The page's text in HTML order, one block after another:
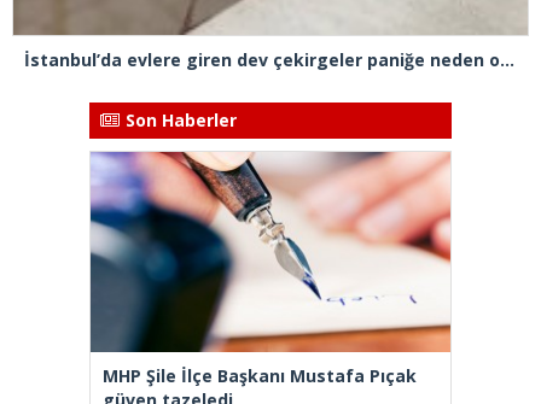
İstanbul’da evlere giren dev çekirgeler paniğe neden oldu
Son Haberler
MHP Şile İlçe Başkanı Mustafa Pıçak